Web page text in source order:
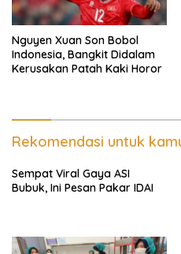
Nguyen Xuan Son Bobol
Indonesia, Bangkit Didalam
Kerusakan Patah Kaki Horor
Rekomendasi untuk
Sempat Viral Gaya ASI
Bubuk, Ini Pesan Pakar IDAI